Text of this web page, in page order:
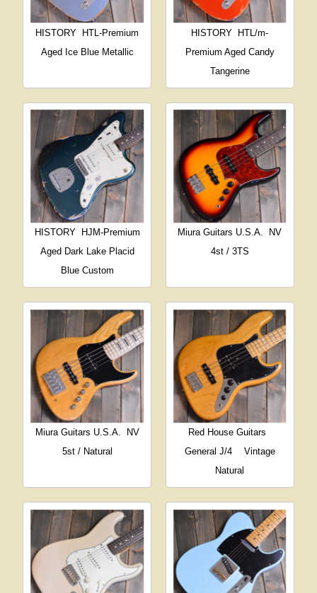
HISTORY HTL-Premium
Aged Ice Blue Metallic
HISTORY HTL/m-
Premium Aged Candy
Tangerine
HISTORY
HJM-Premium
Aged Dark Lake Placid
Blue Custom
Miura Guitars U.S.A.
NV
4st / 3TS
Miura Guitars U.S.A.
NV
5st / Natural
Red House Guitars
General J/4 Vintage
Natural